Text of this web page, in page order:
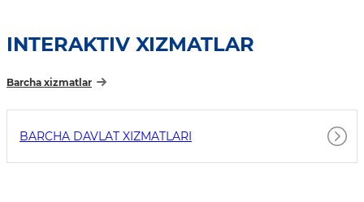
INTERAKTIV XIZMATLAR
Barcha xizmatlar
BARCHA DAVLAT XIZMATLARI